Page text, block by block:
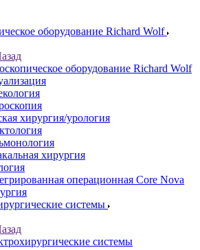
оборудование Richard Wolf
оборудование Richard Wolf
хирургия/урология
хирургия
операционная Core Nova
системы
системы